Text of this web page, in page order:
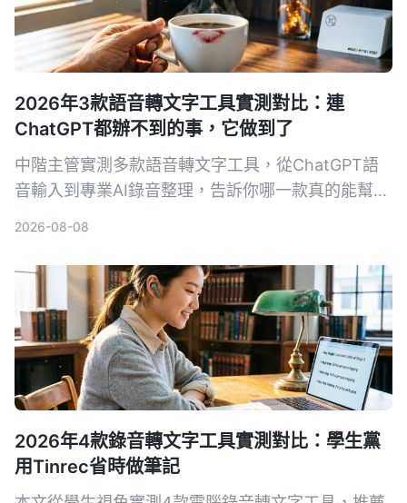
2026年3款語音轉文字工具實測對比：連
ChatGPT都辦不到的事，它做到了
中階主管實測多款語音轉文字工具，從ChatGPT語
音輸入到專業AI錄音整理，告訴你哪一款真的能幫你
2026-08-08
2026年4款錄音轉文字工具實測對比：學生黨
用Tinrec省時做筆記